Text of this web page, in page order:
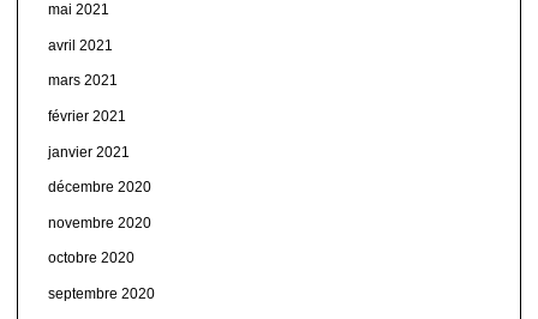
mai 2021
avril 2021
mars 2021
février 2021
janvier 2021
décembre 2020
novembre 2020
octobre 2020
septembre 2020